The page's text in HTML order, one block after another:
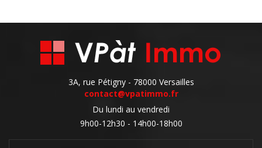
3A, rue Pétigny - 78000 Versailles
contact@vpatimmo.fr
Du lundi au vendredi
9h00-12h30 - 14h00-18h00